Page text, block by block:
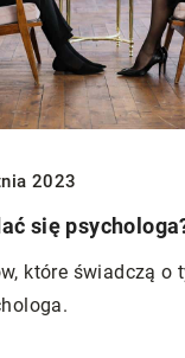
2023
się
które świadczą o